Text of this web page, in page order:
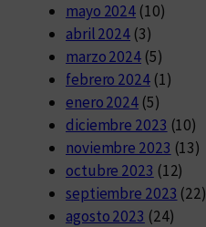
mayo 2024 (10)
abril 2024 (3)
marzo 2024 (5)
febrero 2024(1)
enero 2024 (5)
diciembre 2023 (10)
noviembre 2023 (13)
octubre 2023 (12)
septiembre 2023 (22)
agosto 2023 (24)